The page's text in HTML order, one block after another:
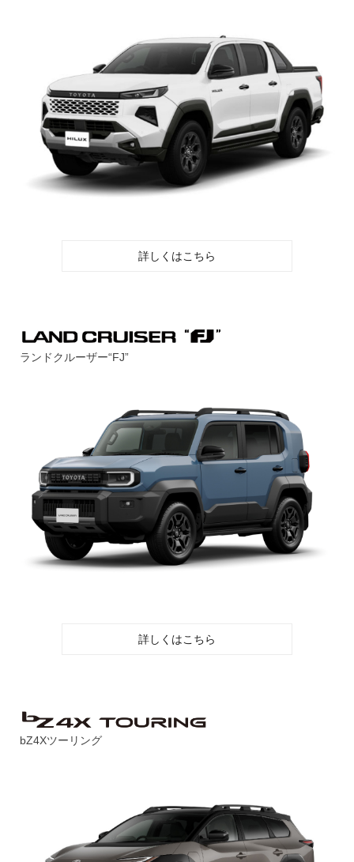
詳しくはこちら
ランドクルーザー“FJ”
詳しくはこちら
bZ4Xツーリング